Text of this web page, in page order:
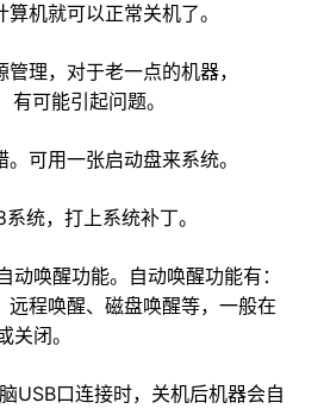
机就可以正常关机了。
理，对于老一点的机器，
可能引起问题。
可用一张启动盘来系统。
，打上系统补丁。
唤醒功能。自动唤醒功能有：
远程唤醒、磁盘唤醒等，一般在
关闭。
口连接时，关机后机器会自